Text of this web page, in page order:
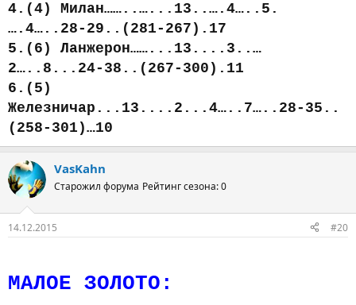
4.(4) Милан……..…...13..….4…..5.
….4…..28-29..(281-267).17
5.(6) Ланжерон……...13....3..…
2…..8...24-38..(267-300).11
6.(5)
Железничар...13....2...4…..7…..28-35..
(258-301)…10
VasKahn
Старожил форума Рейтинг сезона: 0
14.12.2015 #20
МАЛОЕ ЗОЛОТО: